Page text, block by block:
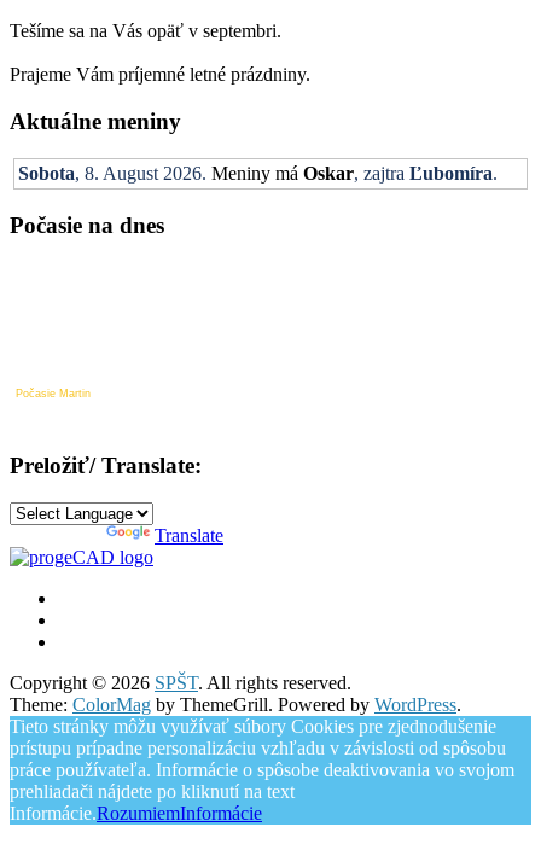
Tešíme sa na Vás opäť v septembri.
Prajeme Vám príjemné letné prázdniny.
Aktuálne meniny
Sobota, 8. August 2026. Meniny má Oskar, zajtra Ľubomíra.
Počasie na dnes
Počasie Martin
Preložiť/ Translate:
Translate
Copyright © 2026 SPŠT. All rights reserved.
Theme: ColorMag by ThemeGrill. Powered by WordPress.
Tieto stránky môžu využívať súbory Cookies pre zjednodušenie
prístupu prípadne personalizáciu vzhľadu v závislosti od spôsobu
práce používateľa. Informácie o spôsobe deaktivovania vo svojom
prehliadači nájdete po kliknutí na text
Informácie.RozumiemInformácie